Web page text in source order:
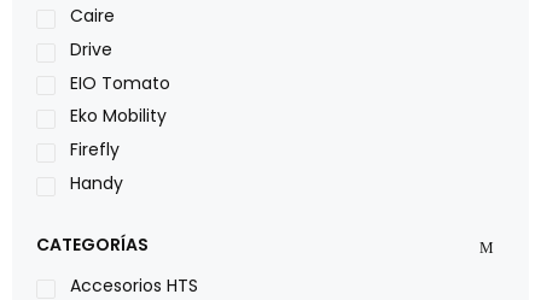
Caire
Drive
EIO Tomato
Eko Mobility
Firefly
Handy
Leggero
Lumex
CATEGORÍAS
Accesorios HTS